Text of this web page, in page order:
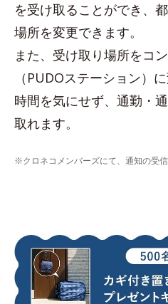
を受け取ることができ、
場所を変更できます。
また、受け取り場所をコ
（PUDOステーション）
時間を気にせず、通勤・
取れます。
※クロネコメンバーズにて、通知の受信